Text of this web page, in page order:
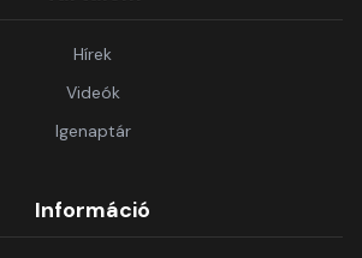
Hírek
Videók
Igenaptár
Információ